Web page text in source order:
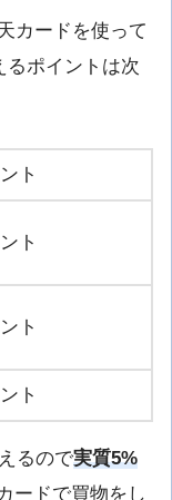
カードを使って
るポイントは次
ト
ト
ト
ト
るので実質5%
ードで買物をし